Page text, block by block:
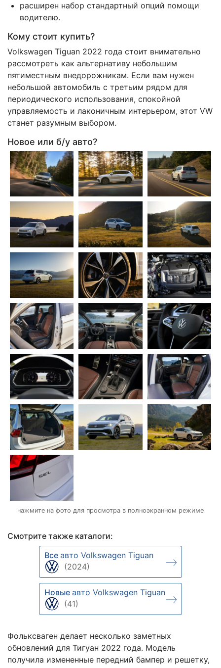
расширен набор стандартный опций помощи
водителю.
Кому стоит купить?
Volkswagen Tiguan 2022 года стоит внимательно
рассмотреть как альтернативу небольшим
пятиместным внедорожникам. Если вам нужен
небольшой автомобиль с третьим рядом для
периодического использования, спокойной
управляемость и лаконичным интерьером, этот VW
станет разумным выбором.
Новое или б/у авто?
нажмите на фото для просмотра в полноэкранном режиме
Смотрите также каталоги:
Все авто Volkswagen Tiguan
(2024)
Новые авто Volkswagen Tiguan
(41)
Фольксваген делает несколько заметных
обновлений для Тигуан 2022 года. Модель
получила измененные передний бампер и решетку,